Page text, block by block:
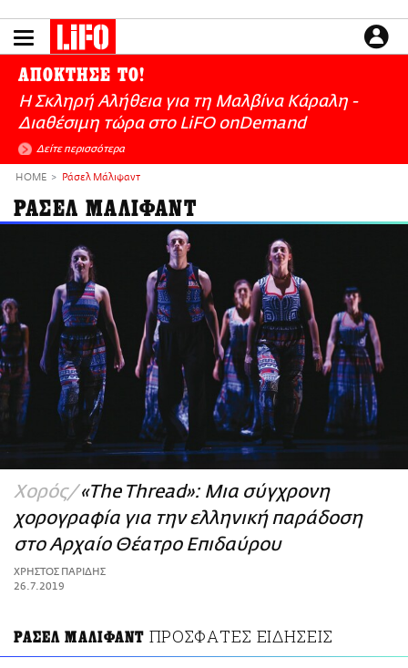
το
LIFO SHOP
NEWSLETTER
ΜΙΚΡΟΠΡΑΓΜΑΤΑ
THE GOOD LIFO
LIFOLAND
CITY GUIDE
ΑΜΠΑ
PRINT
ΕΙΔΗΣΕΙΣ
CULTURE
ΑΠΟΨΕΙΣ
ΤΡΟΠΟΣ ΖΩΗΣ
PODCASTS
Plus
ΑΠΟΚΤΗΣΕ ΤΟ!
Η Σκληρή Αλήθεια για τη Μαλβίνα Κάραλη -
Διαθέσιμη τώρα στo LiFO onDemand
Δείτε περισσότερα
HOME Ράσελ Μάλιφαντ
ΡΑΣΕΛ ΜΑΛΙΦΑΝΤ
Χορός «The Thread»: Μια σύγχρονη
χορογραφία για την ελληνική παράδοση
στο Αρχαίο Θέατρο Επιδαύρου
ΧΡΗΣΤΟΣ ΠΑΡΙΔΗΣ
26.7.2019
ΡΑΣΕΛ ΜΑΛΙΦΑΝΤ ΠΡΟΣΦΑΤΕΣ ΕΙΔΗΣΕΙΣ